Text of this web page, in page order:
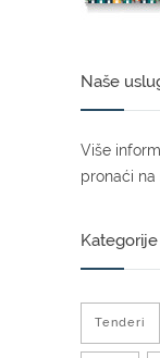
Naše
Više
pronaći na
Kategorije
Tenderi